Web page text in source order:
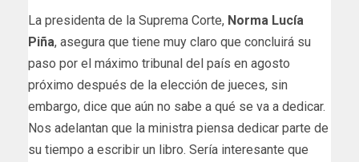
La presidenta de la Suprema Corte, Norma Lucía
Piña, asegura que tiene muy claro que concluirá su
paso por el máximo tribunal del país en agosto
próximo después de la elección de jueces, sin
embargo, dice que aún no sabe a qué se va a dedicar.
Nos adelantan que la ministra piensa dedicar parte de
su tiempo a escribir un libro. Sería interesante que